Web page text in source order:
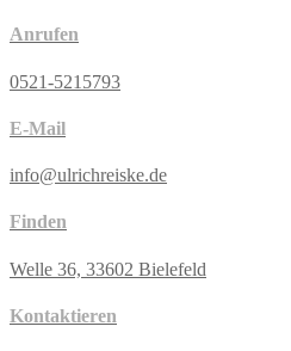
Anrufen
0521-5215793
E-Mail
info@ulrichreiske.de
Finden
Welle 36, 33602 Bielefeld
Kontaktieren